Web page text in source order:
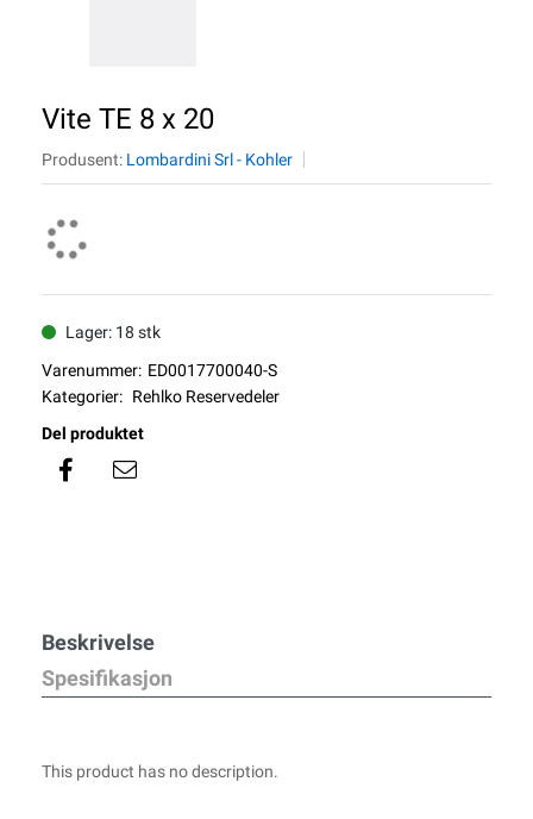
Vite TE 8 x 20
Produsent: Lombardini Srl - Kohler
Lager: 18 stk
Varenummer: ED0017700040-S
Kategorier: Rehlko Reservedeler
Del produktet
Beskrivelse
Spesifikasjon
This product has no description.